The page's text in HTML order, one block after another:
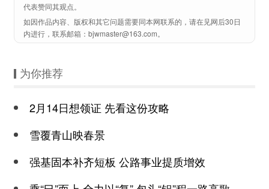
代表赞同其观点。
如因作品内容、版权和其它问题需要同本网联系的，请在见网后30日
内进行，联系邮箱：bjwmaster@163.com。
为你推荐
2月14日想领证 先看这份攻略
雪覆青山映春景
强基固本补齐短板 公路事业提质增效